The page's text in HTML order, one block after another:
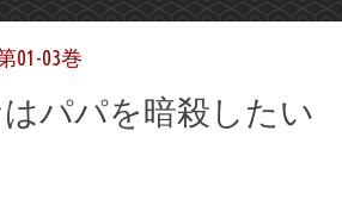
01-03巻
パパを暗殺したい